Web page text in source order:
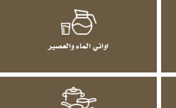
اواني الماء والعصير